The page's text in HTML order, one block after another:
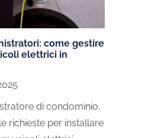
come gestire
elettrici in
di condominio,
richieste per installare